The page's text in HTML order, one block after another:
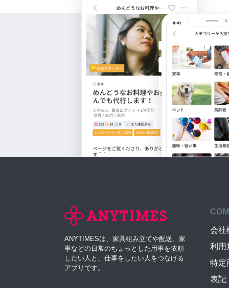
ANYTIMESは、家具組み立てや配送、家
事などの日常のちょっとした用事を依頼
したい人と、仕事をしたい人をつなげる
アプリです。
会社
利用
特定
表記